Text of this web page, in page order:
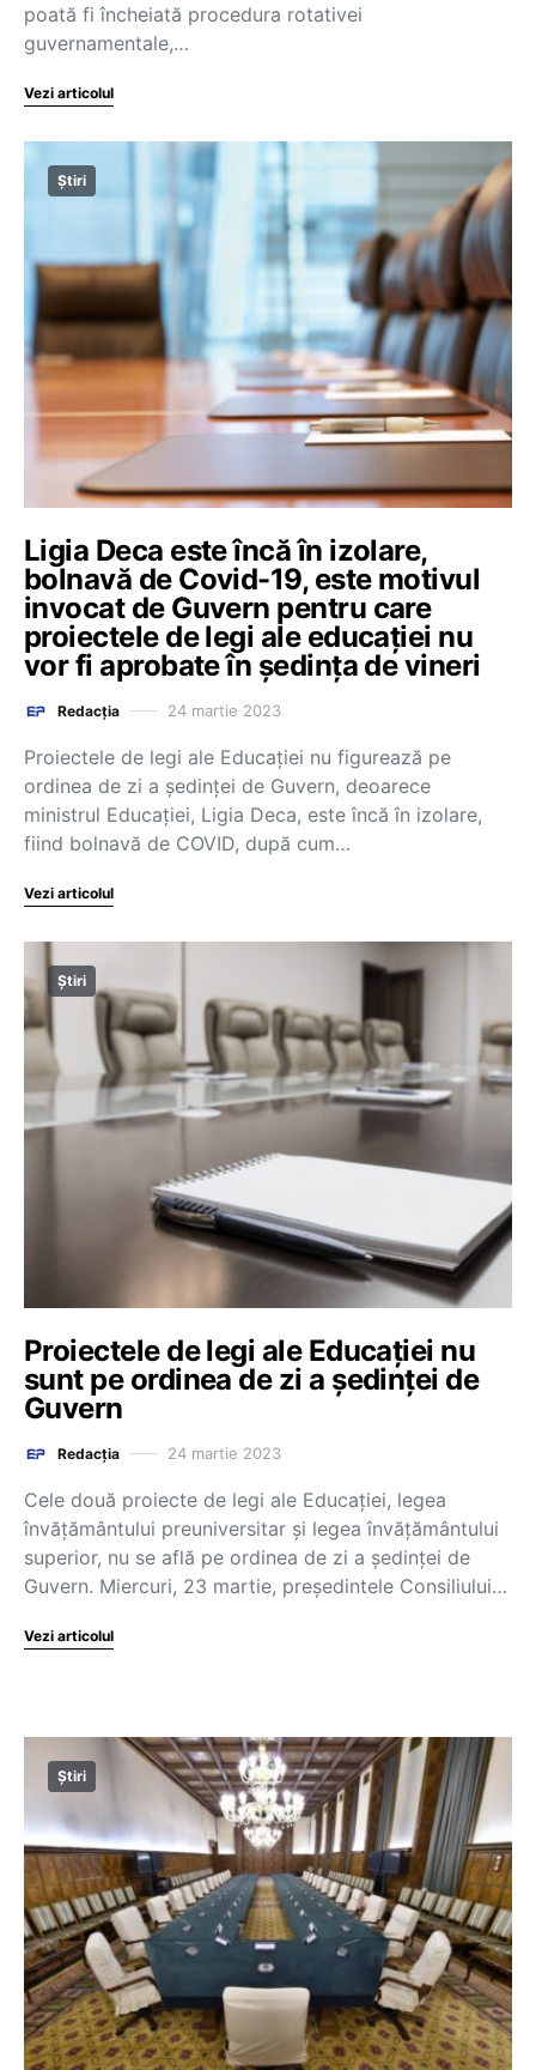
poată fi încheiată procedura rotativei
guvernamentale,…
Vezi articolul
Știri
Ligia Deca este încă în izolare,
bolnavă de Covid-19, este motivul
invocat de Guvern pentru care
proiectele de legi ale educației nu
vor fi aprobate în ședința de vineri
Redacția 24 martie 2023
Proiectele de legi ale Educației nu figurează pe
ordinea de zi a ședinței de Guvern, deoarece
ministrul Educației, Ligia Deca, este încă în izolare,
fiind bolnavă de COVID, după cum…
Vezi articolul
Știri
Proiectele de legi ale Educației nu
sunt pe ordinea de zi a ședinței de
Guvern
Redacția 24 martie 2023
Cele două proiecte de legi ale Educației, legea
învățământului preuniversitar și legea învățământului
superior, nu se află pe ordinea de zi a ședinței de
Guvern. Miercuri, 23 martie, preşedintele Consiliului…
Vezi articolul
Știri